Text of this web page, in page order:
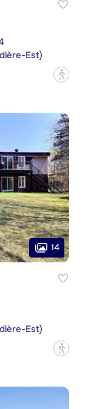
Est)
?
14
Est)
?